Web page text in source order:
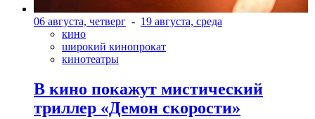
06 августа, четверг - 19 августа, среда
кино
широкий кинопрокат
кинотеатры
В кино покажут мистический
триллер «Демон скорости»